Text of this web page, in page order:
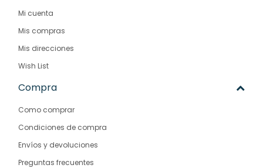
Mi cuenta
Mis compras
Mis direcciones
Wish List
Compra
Como comprar
Condiciones de compra
Envíos y devoluciones
Preguntas frecuentes